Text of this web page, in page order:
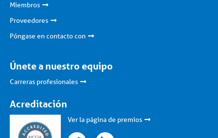
Miembros
Proveedores
Póngase en contacto con
Únete a nuestro equipo
Carreras profesionales
Acreditación
Ver la página de premios
twitter linkedin